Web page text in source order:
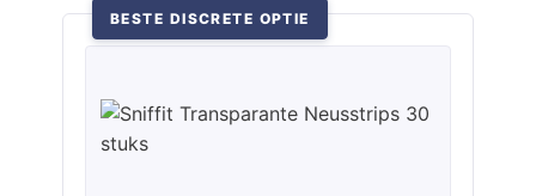
BESTE DISCRETE OPTIE